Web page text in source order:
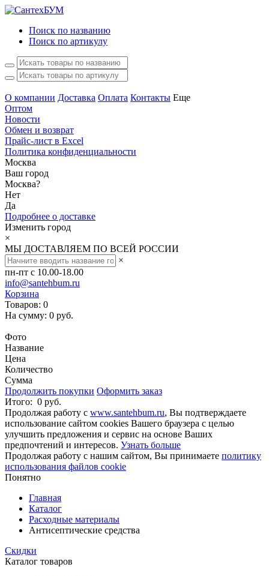
Поиск по названию
Поиск по артикулу
О компании Доставка Оплата Контакты Еще
Оптом
Новости
Обмен и возврат
Прайс-лист в Excel
Политика конфиденциальности
Москва
Ваш город
Москва?
Нет
Да
Подробнее о доставке
Изменить город
×
МЫ ДОСТАВЛЯЕМ ПО ВСЕЙ РОССИИ
×
пн-пт с 10.00-18.00
info@santehbum.ru
Корзина
Товаров: 0
На сумму: 0 руб.
Фото
Название
Цена
Количество
Сумма
Продолжить покупки Оформить заказ
Итого: 0 руб.
Продолжая работу с www.santehbum.ru, Вы подтверждаете
использование сайтом cookies Вашего браузера с целью
улучшить предложения и сервис на основе Ваших
предпочтений и интересов. Узнать больше
Продолжая работу с нашим сайтом, Вы принимаете политику
использования файлов cookie
Понятно
Главная
Каталог
Расходные материалы
Антисептические средства
Скидки
Каталог товаров